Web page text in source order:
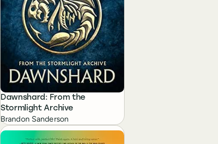
Dawnshard: From the
Stormlight Archive
Brandon Sanderson